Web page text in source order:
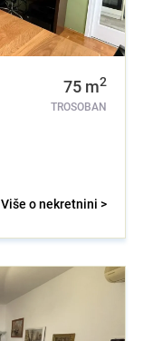
75 m2
TROSOBAN
Više o nekretnini >